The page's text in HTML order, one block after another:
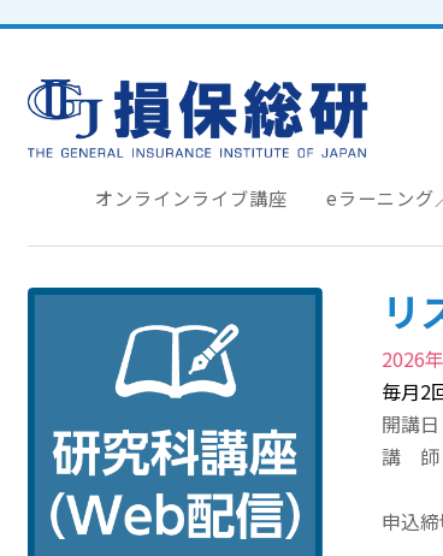
オンラインライブ講座 eラーニング
リ
2026
毎月2
開講
講 師
申込